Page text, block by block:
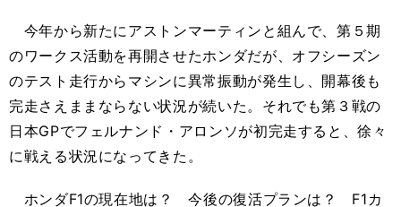
今年から新たにアストンマーティンと組んで、第５期
のワークス活動を再開させたホンダだが、オフシーズン
のテスト走行からマシンに異常振動が発生し、開幕後も
完走さえままならない状況が続いた。それでも第３戦の
日本GPでフェルナンド・アロンソが初完走すると、徐々
に戦える状況になってきた。
ホンダF1の現在地は？ 今後の復活プランは？ F1カ